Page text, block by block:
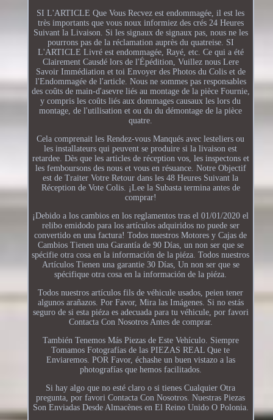
SI L'ARTICLE Que Vous Recvez est endommagée, il est les
très importants que vous noux informiez des crés 24 Heures
Suivant la Livaison. Si les signaux de signaux pas, nous ne les
pourrons pas de la réclamation auprès du quatreise. SI
L'ARTICLE Livré est endommagée, Rayé, etc. Ce qui a été
Clairement Causdé lors de l'Épédition, Vuillez nous Lere
Savoir Immédiation et toi Envoyer des Photos du Colis et de
l'Endommagée de l'article. Nous ne sommes pas responsables
des coûts de main-d'asevre liés au montage de la pièce Fournie,
y compris les coûts liés aux dommages causaux les lors du
montage, de l'utilisation et ou du du démontage de la pièce
quatre.
Cela comprenait les Rendez-vous Manqués avec lesteliers ou
les installateurs qui peuvent se produire si la livaison est
retardee. Dès que les articles de réception vos, les inspectons et
les femboursons des nous et vous en résuance. Notre Objectif
est de Traiter Votre Retour dans les 48 Heures Suivant la
Réception de Vote Colis. ¡Lee la Subasta termina antes de
comprar!
¡Debido a los cambios en los reglamentos tras el 01/01/2020 el
relibo emidodo para los artículos adquiridos no puede ser
convertido en una factura! Todos nuestros Motores y Cajas de
Cambios Tienen una Garantía de 90 Días, un non ser que se
spécifie otra cosa en la información de la piéza. Todos nuestros
Artículos Tienen una garantie 30 Días, Un non ser que se
spécifique otra cosa en la información de la piéza.
Todos nuestros artículos fils de véhicule usados, peien tener
algunos arañazos. Por Favor, Mira las Imágenes. Si no estás
seguro de si esta piéza es adecuada para tu véhicule, por favori
Contacta Con Nosotros Antes de comprar.
También Tenemos Más Piezas de Este Vehículo. Siempre
Tomamos Fotografías de las PIEZAS REAL Que te
Enviaremos. POR Favor, échashe un buen vistazo a las
photografías que hemos facilitados.
Si hay algo que no esté claro o si tienes Cualquier Otra
pregunta, por favori Contacta Con Nosotros. Nuestras Piezas
Son Enviadas Desde Almacènes en El Reino Unido O Polonia.